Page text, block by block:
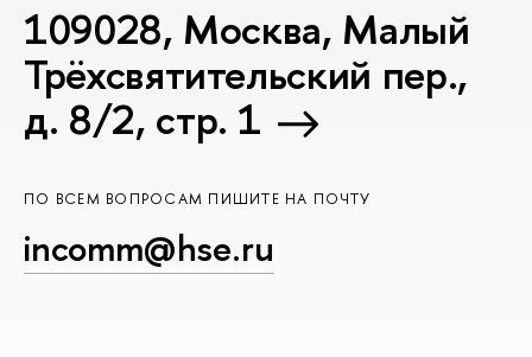
109028, Москва, Малый
Трёхсвятительский пер.,
д. 8/2, стр. 1
ПО ВСЕМ ВОПРОСАМ ПИШИТЕ НА ПОЧТУ
incomm@hse.ru